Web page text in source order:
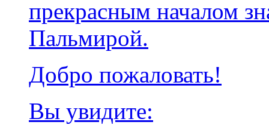
прекрасным началом
Пальмирой.
Добро пожаловать!
Вы увидите: